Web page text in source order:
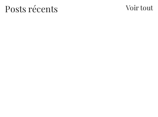
Posts récents Voir tout